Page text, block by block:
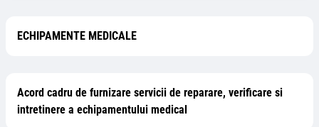
ECHIPAMENTE MEDICALE
Acord cadru de furnizare servicii de reparare, verificare si
intretinere a echipamentului medical